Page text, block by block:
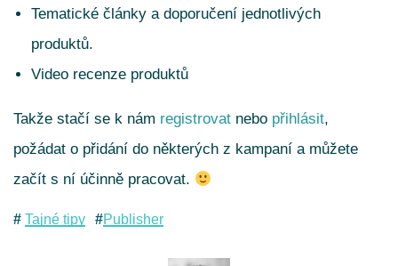
Tematické články a doporučení jednotlivých
produktů.
Video recenze produktů
Takže stačí se k nám registrovat nebo přihlásit,
požádat o přidání do některých z kampaní a můžete
začít s ní účinně pracovat.
Tajné tipy Publisher